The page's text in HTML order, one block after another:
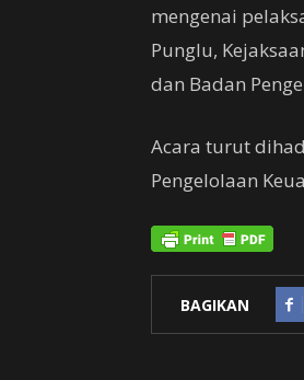
mengenai
Punglu,
dan Badan
Acara turut
Pengelolaan
BAGIKAN